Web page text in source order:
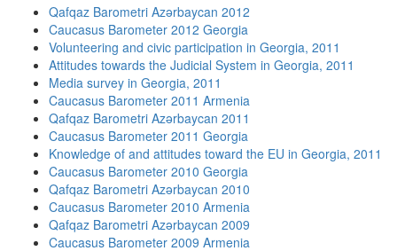
Qafqaz Barometri Azərbaycan 2012
Caucasus Barometer 2012 Georgia
Volunteering and civic participation in Georgia, 2011
Attitudes towards the Judicial System in Georgia, 2011
Media survey in Georgia, 2011
Caucasus Barometer 2011 Armenia
Qafqaz Barometri Azərbaycan 2011
Caucasus Barometer 2011 Georgia
Knowledge of and attitudes toward the EU in Georgia, 2011
Caucasus Barometer 2010 Georgia
Qafqaz Barometri Azərbaycan 2010
Caucasus Barometer 2010 Armenia
Qafqaz Barometri Azərbaycan 2009
Caucasus Barometer 2009 Armenia